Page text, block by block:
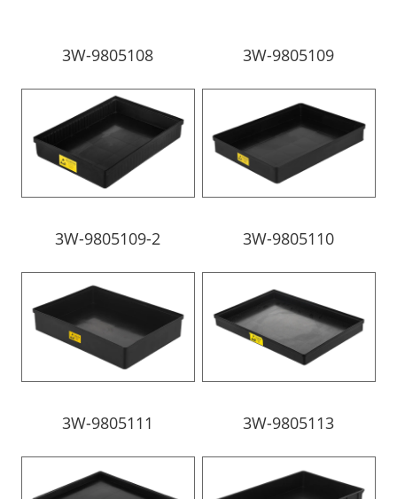
3W-9805108 3W-9805109
3W-9805109-2 3W-9805110
3W-9805111 3W-9805113